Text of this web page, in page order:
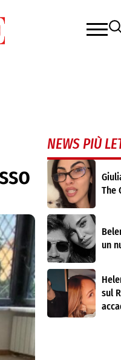
NEWS PIÙ
The
un
sul